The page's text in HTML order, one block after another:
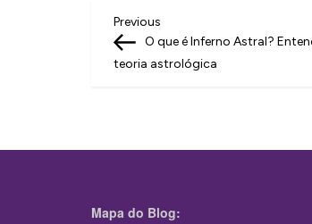
N
a
g
ç
Previous
Post
Previous
O que é Inferno Astral?
teoria astrológica
Mapa do Blog: